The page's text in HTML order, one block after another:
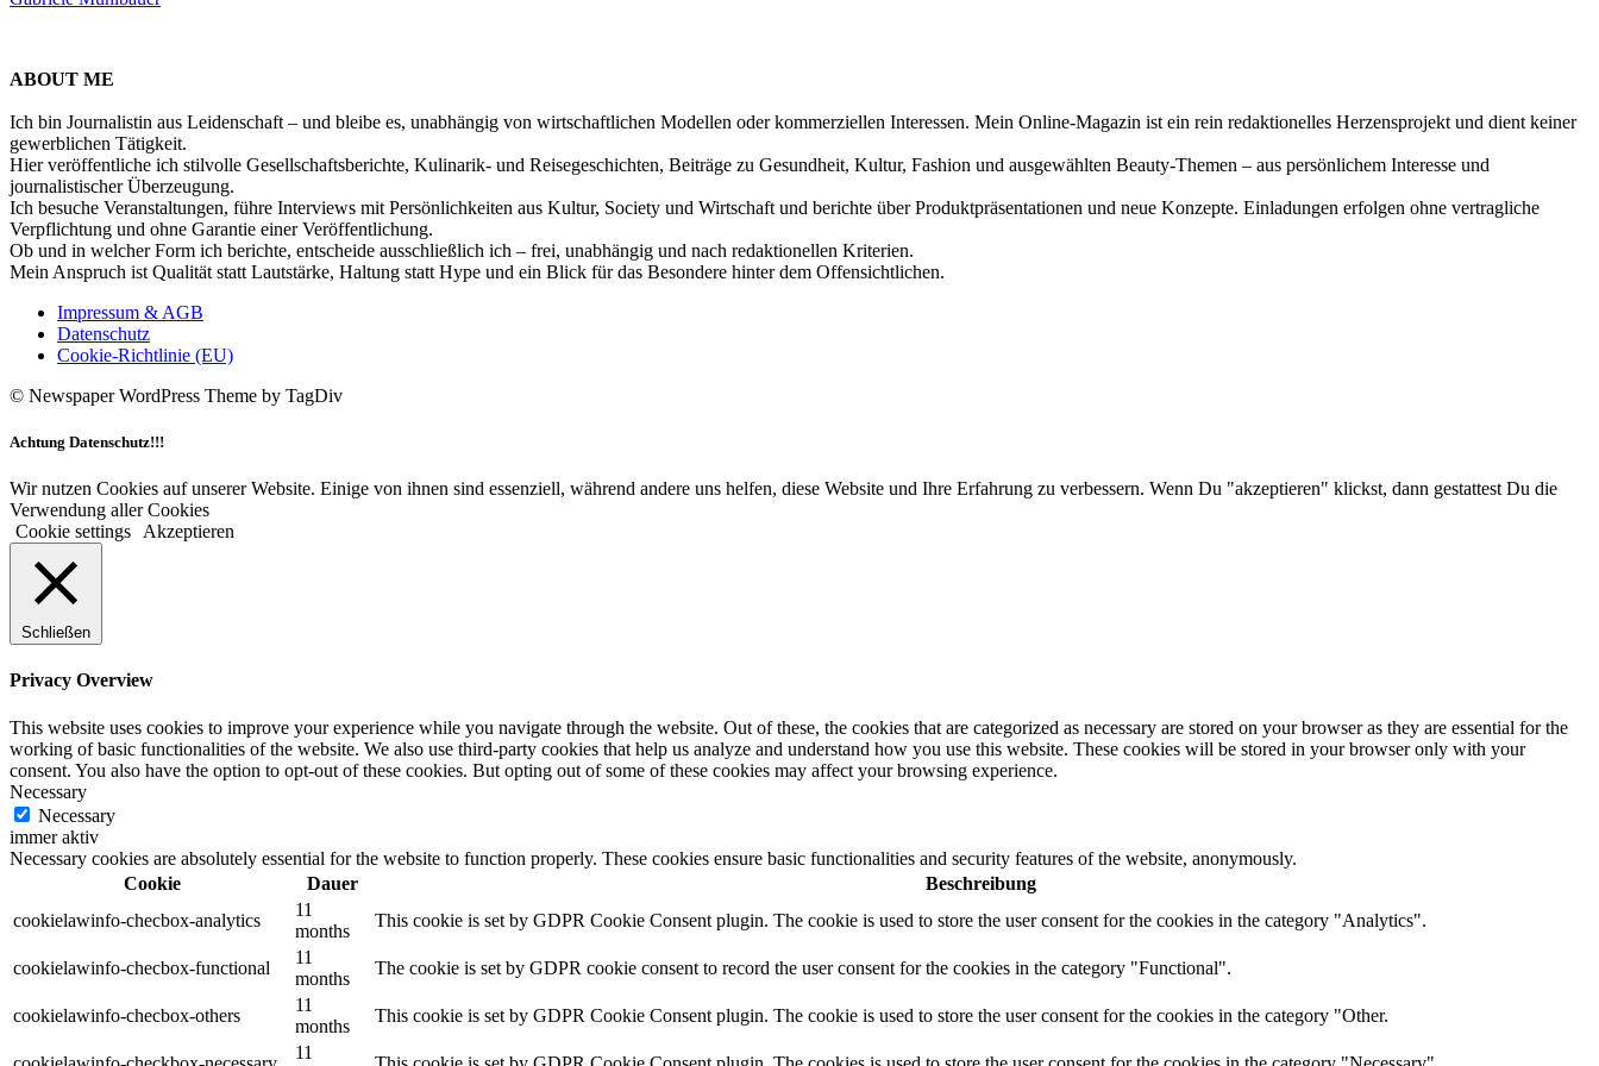
ABOUT ME
Ich bin Journalistin aus Leidenschaft – und bleibe es, unabhängig von wirtschaftlichen Modellen oder kommerziellen Interessen. Mein Online-Magazin ist ein rein redaktionelles Herzensprojekt und dient keiner
gewerblichen Tätigkeit.
Hier veröffentliche ich stilvolle Gesellschaftsberichte, Kulinarik- und Reisegeschichten, Beiträge zu Gesundheit, Kultur, Fashion und ausgewählten Beauty-Themen – aus persönlichem Interesse und
journalistischer Überzeugung.
Ich besuche Veranstaltungen, führe Interviews mit Persönlichkeiten aus Kultur, Society und Wirtschaft und berichte über Produktpräsentationen und neue Konzepte. Einladungen erfolgen ohne vertragliche
Verpflichtung und ohne Garantie einer Veröffentlichung.
Ob und in welcher Form ich berichte, entscheide ausschließlich ich – frei, unabhängig und nach redaktionellen Kriterien.
Mein Anspruch ist Qualität statt Lautstärke, Haltung statt Hype und ein Blick für das Besondere hinter dem Offensichtlichen.
Impressum & AGB
Datenschutz
Cookie-Richtlinie (EU)
© Newspaper WordPress Theme by TagDiv
Achtung Datenschutz!!!
Wir nutzen Cookies auf unserer Website. Einige von ihnen sind essenziell, während andere uns helfen, diese Website und Ihre Erfahrung zu verbessern. Wenn Du "akzeptieren" klickst, dann gestattest Du die
Verwendung aller Cookies
Cookie settings
Akzeptieren
Schließen
Privacy Overview
This website uses cookies to improve your experience while you navigate through the website. Out of these, the cookies that are categorized as necessary are stored on your browser as they are essential for the
working of basic functionalities of the website. We also use third-party cookies that help us analyze and understand how you use this website. These cookies will be stored in your browser only with your
consent. You also have the option to opt-out of these cookies. But opting out of some of these cookies may affect your browsing experience.
Necessary
Necessary
immer aktiv
Necessary cookies are absolutely essential for the website to function properly. These cookies ensure basic functionalities and security features of the website, anonymously.
Cookie
Dauer
Beschreibung
cookielawinfo-checbox-analytics
11
months
This cookie is set by GDPR Cookie Consent plugin. The cookie is used to store the user consent for the cookies in the category "Analytics".
cookielawinfo-checbox-functional
11
months
The cookie is set by GDPR cookie consent to record the user consent for the cookies in the category "Functional".
cookielawinfo-checbox-others
11
months
This cookie is set by GDPR Cookie Consent plugin. The cookie is used to store the user consent for the cookies in the category "Other.
11